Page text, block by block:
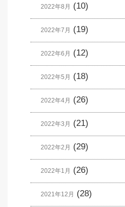
2022年8月 (10)
2022年7月 (19)
2022年6月 (12)
2022年5月 (18)
2022年4月 (26)
2022年3月 (21)
2022年2月 (29)
2022年1月 (26)
2021年12月 (28)